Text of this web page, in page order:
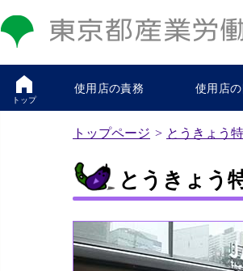
トップ
使用店の責務 使用店
トップページ とうきょう
とうきょう